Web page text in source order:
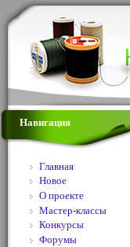
Навигация
Главная
Новое
О проекте
Мастер-классы
Конкурсы
Форумы